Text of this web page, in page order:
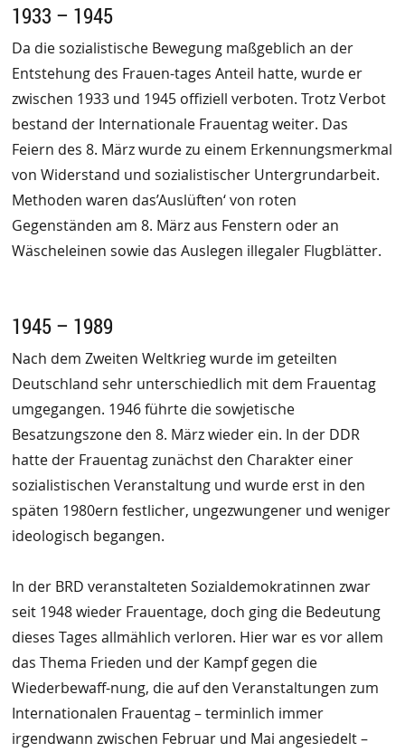
1933 – 1945
Da die sozialistische Bewegung maßgeblich an der
Entstehung des Frauen-tages Anteil hatte, wurde er
zwischen 1933 und 1945 offiziell verboten. Trotz Verbot
bestand der Internationale Frauentag weiter. Das
Feiern des 8. März wurde zu einem Erkennungsmerkmal
von Widerstand und sozialistischer Untergrundarbeit.
Methoden waren das’Auslüften‘ von roten
Gegenständen am 8. März aus Fenstern oder an
Wäscheleinen sowie das Auslegen illegaler Flugblätter.
1945 – 1989
Nach dem Zweiten Weltkrieg wurde im geteilten
Deutschland sehr unterschiedlich mit dem Frauentag
umgegangen. 1946 führte die sowjetische
Besatzungszone den 8. März wieder ein. In der DDR
hatte der Frauentag zunächst den Charakter einer
sozialistischen Veranstaltung und wurde erst in den
späten 1980ern festlicher, ungezwungener und weniger
ideologisch begangen.
In der BRD veranstalteten Sozialdemokratinnen zwar
seit 1948 wieder Frauentage, doch ging die Bedeutung
dieses Tages allmählich verloren. Hier war es vor allem
das Thema Frieden und der Kampf gegen die
Wiederbewaff-nung, die auf den Veranstaltungen zum
Internationalen Frauentag – terminlich immer
irgendwann zwischen Februar und Mai angesiedelt –